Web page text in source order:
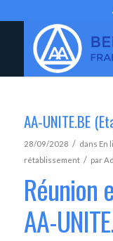
AA-UNITE.BE
28/09/2028 / dans En
rétablissement / par
Réunion
AA-